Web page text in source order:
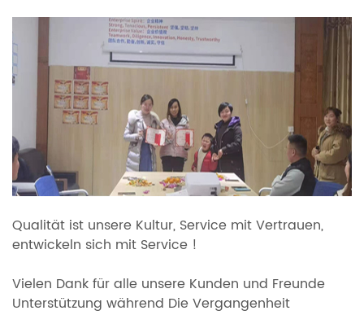
Qualität ist unsere Kultur, Service mit Vertrauen,
entwickeln sich mit Service !
Vielen Dank für alle unsere Kunden und Freunde
Unterstützung während Die Vergangenheit